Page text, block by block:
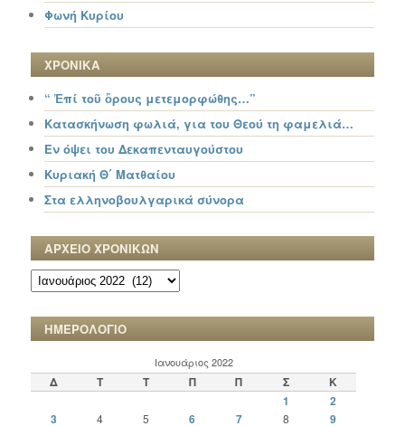
Φωνή Κυρίου
ΧΡΟΝΙΚΑ
“ Ἐπί τοῦ ὄρους μετεμορφώθης…”
Κατασκήνωση φωλιά, για του Θεού τη φαμελιά…
Εν όψει του Δεκαπενταυγούστου
Κυριακή Θ΄ Ματθαίου
Στα ελληνοβουλγαρικά σύνορα
ΑΡΧΕΙΟ ΧΡΟΝΙΚΩΝ
ΑΡΧΕΙΟ
ΧΡΟΝΙΚΩΝ
ΗΜΕΡΟΛΟΓΙΟ
Ιανουάριος 2022
Δ Τ Τ Π Π Σ
Κ
1
2
3
4 5 6 7 8 9